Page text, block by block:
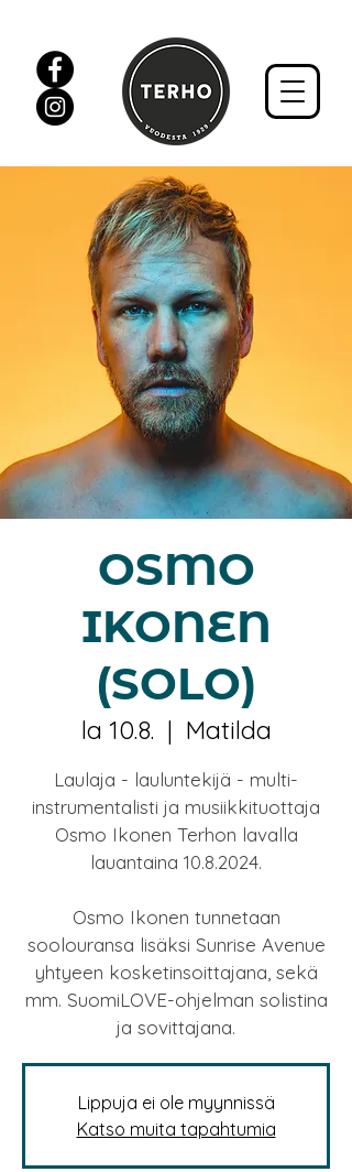
OSMO
IKONEN
(SOLO)
la 10.8.
  |
Matilda
Laulaja - lauluntekijä - multi-
instrumentalisti ja musiikkituottaja
Osmo Ikonen Terhon lavalla
lauantaina 10.8.2024.
Osmo Ikonen tunnetaan
soolouransa lisäksi Sunrise Avenue
yhtyeen kosketinsoittajana, sekä
mm. SuomiLOVE-ohjelman solistina
ja sovittajana.
Lippuja ei ole myynnissä
Katso muita tapahtumia